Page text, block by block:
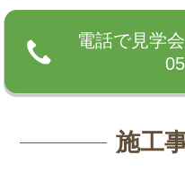
電話で見学
施工